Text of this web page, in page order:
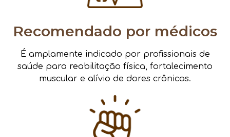
Recomendado por médicos
É amplamente indicado por profissionais de
saúde para reabilitação física, fortalecimento
muscular e alívio de dores crônicas.